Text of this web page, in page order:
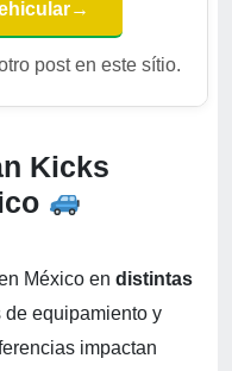
→
post en este sítio.
Kicks
México en distintas
equipamiento y
impactan